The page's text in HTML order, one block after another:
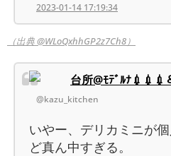
2023-01-14 17:19:34
（出典 @WLoQxhhGP2z7Ch8）
台所@ﾓﾃﾞﾙﾅ💉💉💉
@kazu_kitchen
いやー、デリカミニが
ど真ん中すぎる。